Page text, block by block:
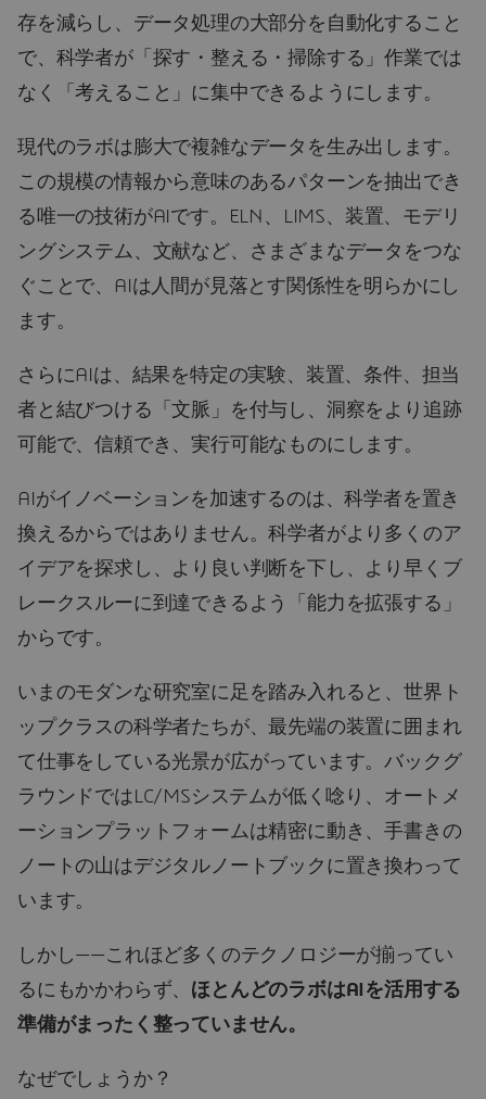
存を減らし、データ処理の大部分を自動化すること
で、科学者が「探す・整える・掃除する」作業では
なく「考えること」に集中できるようにします。
現代のラボは膨大で複雑なデータを生み出します。
この規模の情報から意味のあるパターンを抽出でき
る唯一の技術がAIです。ELN、LIMS、装置、モデリ
ングシステム、文献など、さまざまなデータをつな
ぐことで、AIは人間が見落とす関係性を明らかにし
ます。
さらにAIは、結果を特定の実験、装置、条件、担当
者と結びつける「文脈」を付与し、洞察をより追跡
可能で、信頼でき、実行可能なものにします。
AIがイノベーションを加速するのは、科学者を置き
換えるからではありません。科学者がより多くのア
イデアを探求し、より良い判断を下し、より早くブ
レークスルーに到達できるよう「能力を拡張する」
からです。
いまのモダンな研究室に足を踏み入れると、世界ト
ップクラスの科学者たちが、最先端の装置に囲まれ
て仕事をしている光景が広がっています。バックグ
ラウンドではLC/MSシステムが低く唸り、オートメ
ーションプラットフォームは精密に動き、手書きの
ノートの山はデジタルノートブックに置き換わって
います。
しかし——これほど多くのテクノロジーが揃ってい
るにもかかわらず、 ほとんどのラボはAIを活用する
準備がまったく整っていません。
なぜでしょうか？